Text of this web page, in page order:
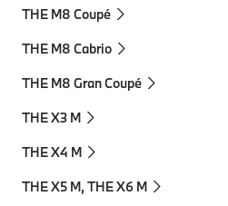
THE M8 Coupé
THE M8 Cabrio
THE M8 Gran Coupé
THE X3 M
THE X4 M
THE X5 M, THE X6 M